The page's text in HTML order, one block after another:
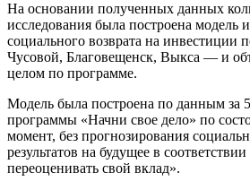
На основании полученных данных
исследования была построена модель
социального возврата на
Чусовой, Благовещенск, Выкса — и
целом по программе.
Модель была построена по данным за
программы «Начни свое дело» по
момент, без прогнозирования
результатов на будущее в
переоценивать свой вклад».